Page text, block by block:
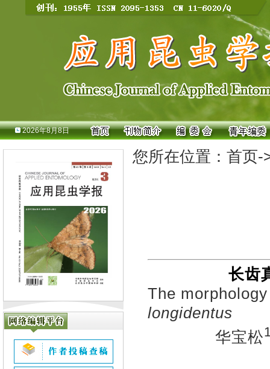
2026年8月8日
您所在位置： 首页-
长齿
The
longidentus
华宝松